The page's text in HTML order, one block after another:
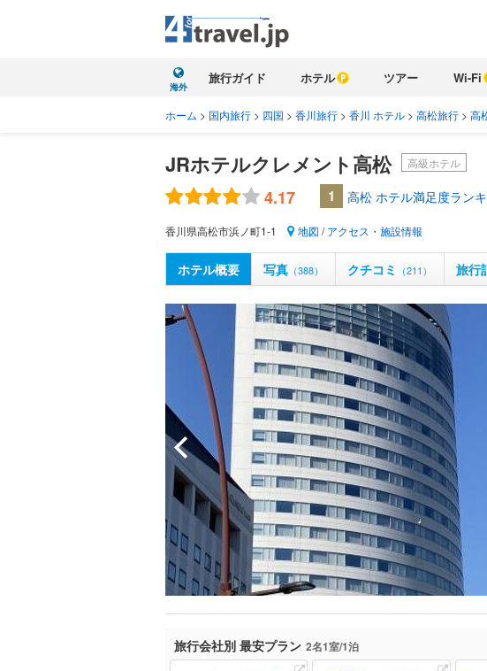
海外
旅行ガイド ホテル ツアー Wi-Fi
ホーム > 国内旅行 > 四国 > 香川旅行 > 香川 ホテル > 高松旅行 > 高
JRホテルクレメント高松 高級ホテル
4.17 1 高松 ホテル満足度ラン
香川県高松市浜ノ町1-1 地図 /アクセス・施設情報
ホテル概要 写真 （388） クチコミ （211） 旅行
旅行会社別 最安プラン 2名1室/1泊